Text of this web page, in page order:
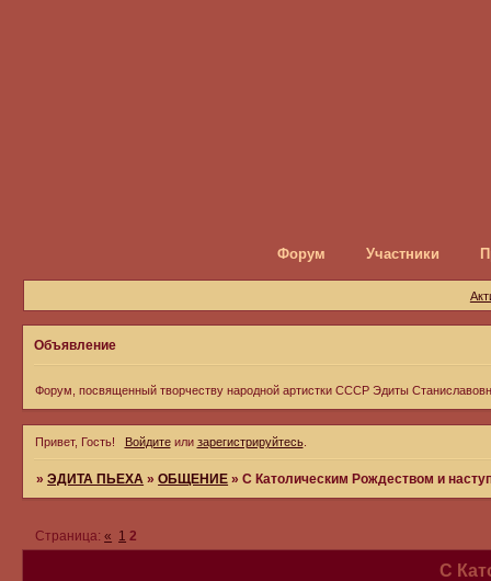
Форум Участники
Объявление
Форум, посвященный творчеству народной артистки СССР Эдиты
Привет, Гость! Войдитеили зарегистрируйтесь.
»ЭДИТА ПЬЕХА »ОБЩЕНИЕ »С Католическим Рождеством и
С
Страница:« 1 2